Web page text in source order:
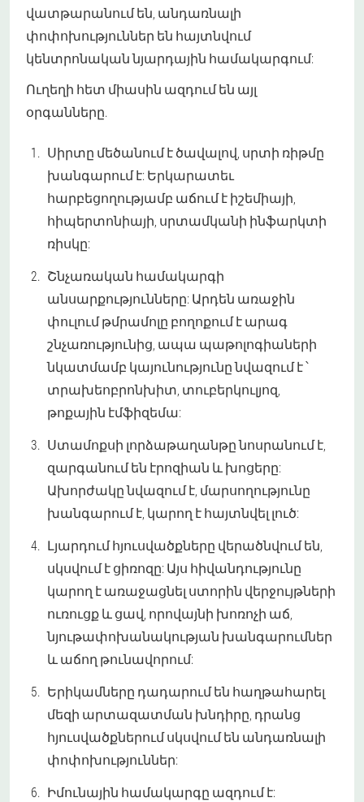
վատթարանում են, անդառնալի
փոփոխություններ են հայտնվում
կենտրոնական նյարդային համակարգում:
Ուղեղի հետ միասին ազդում են այլ
օրգանները.
Սիրտը մեծանում է ծավալով, սրտի ռիթմը
խանգարում է: Երկարատեւ
հարբեցողությամբ աճում է իշեմիայի,
հիպերտոնիայի, սրտամկանի ինֆարկտի
ռիսկը:
Շնչառական համակարգի
անսարքությունները: Արդեն առաջին
փուլում թմրամոլը բողոքում է արագ
շնչառությունից, ապա պաթոլոգիաների
նկատմամբ կայունությունը նվազում է ՝
տրախեոբրոնխիտ, տուբերկուլյոզ,
թոքային էմֆիզեմա:
Ստամոքսի լորձաթաղանթը նոսրանում է,
զարգանում են էրոզիան և խոցերը:
Ախորժակը նվազում է, մարսողությունը
խանգարում է, կարող է հայտնվել լուծ:
Լյարդում հյուսվածքները վերածնվում են,
սկսվում է ցիռոզը: Այս հիվանդությունը
կարող է առաջացնել ստորին վերջույթների
ուռուցք և ցավ, որովայնի խոռոչի աճ,
նյութափոխանակության խանգարումներ
և աճող թունավորում:
Երիկամները դադարում են հաղթահարել
մեզի արտազատման խնդիրը, դրանց
հյուսվածքներում սկսվում են անդառնալի
փոփոխություններ:
Իմունային համակարգը ազդում է: